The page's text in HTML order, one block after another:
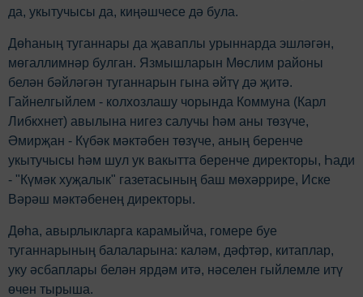
да, укытучысы да, киңәшчесе дә була.
Дөһаның туганнары да җаваплы урыннарда эшләгән,
мөгаллимнәр булган. Язмышларын Мөслим районы
белән бәйләгән туганнарын гына әйтү дә җитә.
Гайнелгыйлем - колхозлашу чорында Коммуна (Карл
Либкхнет) авылына нигез салучы hәм аны төзүче,
Әмирҗан - Күбәк мәктәбен төзүче, аның беренче
укытучысы hәм шул ук вакытта беренче директоры, Һади
- "Күмәк хуҗалык" газетасының баш мөхәррире, Иске
Вәрәш мәктәбенең директоры.
Дөһа, авырлыкларга карамыйча, гомере буе
туганнарының балаларына: каләм, дәфтәр, китаплар,
уку әсбаплары белән ярдәм итә, нәселен гыйлемле итү
өчен тырыша.